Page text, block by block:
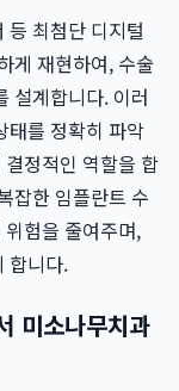
최첨단 디지털
게 재현하여, 수술
설계합니다. 이러
태를 정확히 파악
정적인 역할을 합
잡한 임플란트 수
험을 줄여주며,
합니다.
미소나무치과